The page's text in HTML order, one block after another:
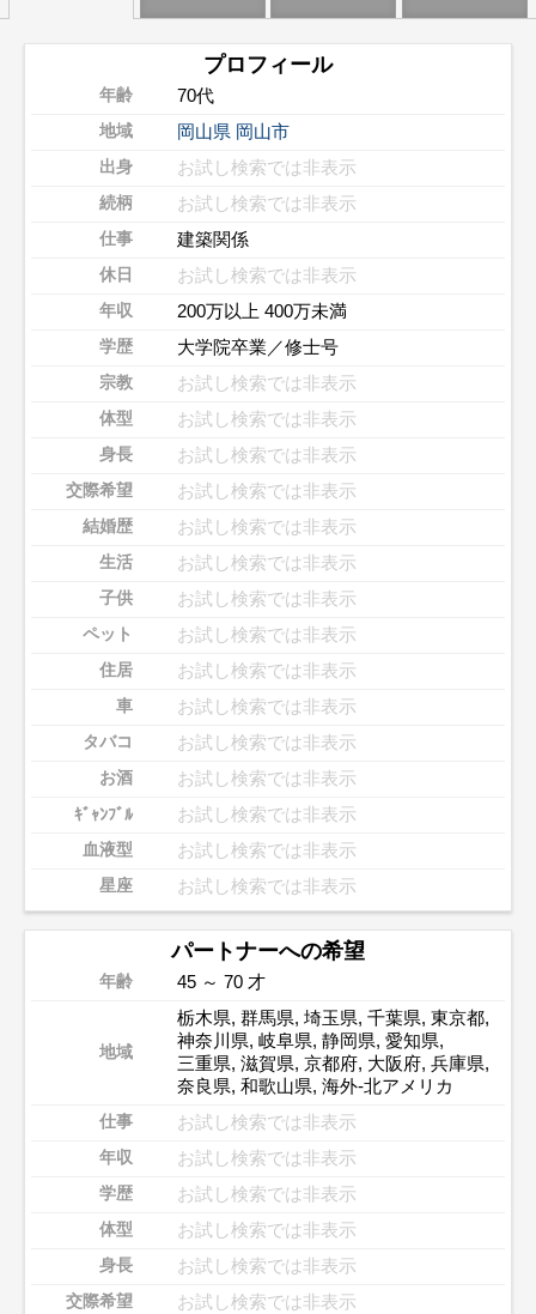
プロフィール
年齢 70代
地域 岡山県 岡山市
出身 お試し検索では非表示
続柄 お試し検索では非表示
仕事 建築関係
休日 お試し検索では非表示
年収 200万以上 400万未満
学歴 大学院卒業／修士号
宗教 お試し検索では非表示
体型 お試し検索では非表示
身長 お試し検索では非表示
交際希望 お試し検索では非表示
結婚歴 お試し検索では非表示
生活 お試し検索では非表示
子供 お試し検索では非表示
ペット お試し検索では非表示
住居 お試し検索では非表示
車 お試し検索では非表示
タバコ お試し検索では非表示
お酒 お試し検索では非表示
ｷﾞｬﾝﾌﾞﾙ お試し検索では非表示
血液型 お試し検索では非表示
星座 お試し検索では非表示
パートナーへの希望
年齢 45 ～ 70 才
地域
栃木県, 群馬県, 埼玉県, 千葉県, 東京都,
神奈川県, 岐阜県, 静岡県, 愛知県,
三重県, 滋賀県, 京都府, 大阪府, 兵庫県,
奈良県, 和歌山県, 海外-北アメリカ
仕事 お試し検索では非表示
年収 お試し検索では非表示
学歴 お試し検索では非表示
体型 お試し検索では非表示
身長 お試し検索では非表示
交際希望 お試し検索では非表示